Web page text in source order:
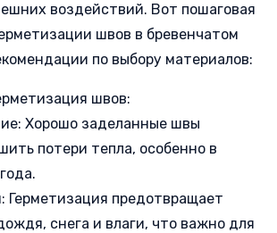
воздействий. Вот пошаговая
швов в бревенчатом
по выбору материалов:
швов:
Хорошо заделанные швы
потери тепла, особенно в
Герметизация предотвращает
снега и влаги, что важно для